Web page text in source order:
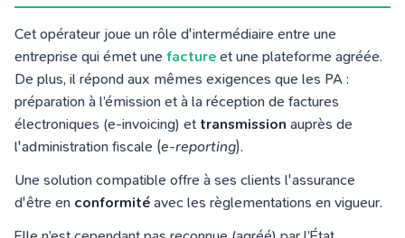
Cet opérateur joue un rôle d'intermédiaire entre une
entreprise qui émet une facture et une plateforme agréée.
De plus, il répond aux mêmes exigences que les PA :
préparation à l’émission et à la réception de factures
électroniques (e-invoicing) et transmission auprès de
l'administration fiscale (e-reporting).
Une solution compatible offre à ses clients l'assurance
d'être en conformité avec les règlementations en vigueur.